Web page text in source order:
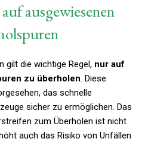
ausgewiesenen
gilt die wichtige Regel, nur auf
zu überholen. Diese
das schnelle
sicher zu ermöglichen. Das
zum Überholen ist nicht
auch das Risiko von Unfällen